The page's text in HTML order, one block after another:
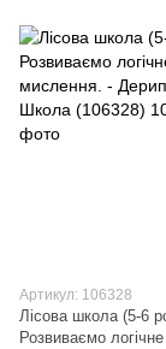
Артикул: 106328
Лісова школа (5-6
Розвиваємо